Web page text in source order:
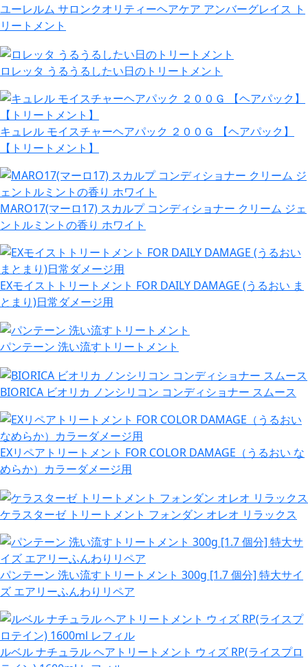
ユーレルム サロンクオリティーヘアケア アンバーグレイス ト
リートメント
ロレッタ うるうるしたい日のトリートメント
キュレル モイスチャーヘアパック ２００Ｇ 【ヘアパック】
【トリートメント】
MARO17(マーロ17) スカルプ コンディショナー クリーム ジェ
ントルミントの香り ホワイト
EXモイストトリートメント FOR DAILY DAMAGE (うるおい ま
とまり)日常ダメージ用
パンテーン 洗い流すトリートメント
BIORICA ビオリカ ノンシリコン コンディショナー スムース
EXリペアトリートメント FOR COLOR DAMAGE（うるおい な
めらか）カラーダメージ用
ケラスターゼ トリートメント フォンダン オレオ リラックス
パンテーン 洗い流すトリートメント 300g [1.7 個分] 特大サイ
ズ エアリーふんわりリペア
ルベル ナチュラル ヘアトリートメント ウィズ RP(ライスプロ